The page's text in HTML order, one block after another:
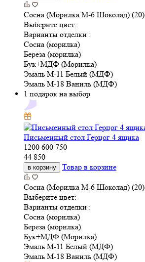
Сосна (Морилка М-6 Шоколад) (20)
Выберите цвет:
Варианты отделки :
Сосна (морилка)
Береза (морилка)
Бук+МДФ (Морилка)
Эмаль М-11 Белый (МДФ)
Эмаль М-18 Ваниль (МДФ)
1 подарок на выбор
Письменный стол Герцог 4 ящика
1200 600 750
44 850
в корзину Товар в корзине
Сосна (Морилка М-6 Шоколад) (20)
Выберите цвет:
Варианты отделки :
Сосна (морилка)
Береза (морилка)
Бук+МДФ (Морилка)
Эмаль М-11 Белый (МДФ)
Эмаль М-18 Ваниль (МДФ)